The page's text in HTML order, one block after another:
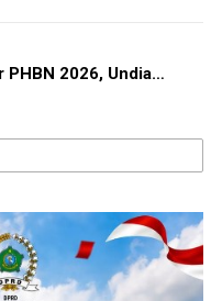
PHBN 2026, Undia…